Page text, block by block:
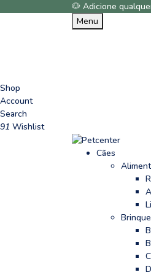
🐶 Adicione
Menu
Shop
Account
Search
91 Wishlist
Cães